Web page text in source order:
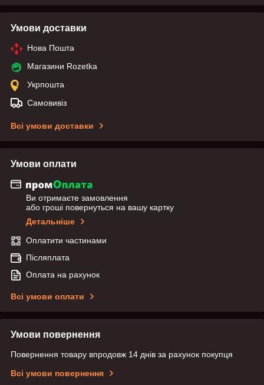
Умови доставки
Нова Пошта
Магазини Rozetka
Укрпошта
Самовивіз
Всі умови доставки
Умови оплати
Ви отримаєте замовлення
або гроші повернуться на вашу картку
Детальніше
Оплатити частинами
Післяплата
Оплата на рахунок
Всі умови оплати
Умови повернення
Повернення товару впродовж 14 днів за рахунок покупця
Всі умови повернення